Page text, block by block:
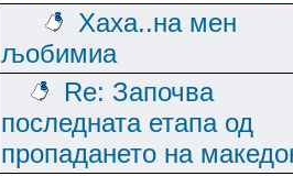
Хаха..на мен
љобимиа
Re: Започва
последната етапа од
пропадането на